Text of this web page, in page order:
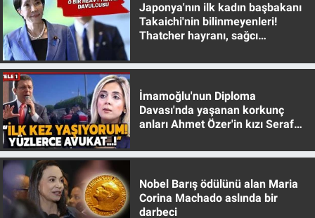
Japonya'nın ilk kadın başbakanı
Takaichi'nin bilinmeyenleri!
Thatcher hayranı, sağcı
İmamoğlu'nun Diploma
Davası'nda yaşanan korkunç
anları Ahmet Özer'in kızı Seraf
Nobel Barış ödülünü alan Maria
Corina Machado aslında bir
darbeci